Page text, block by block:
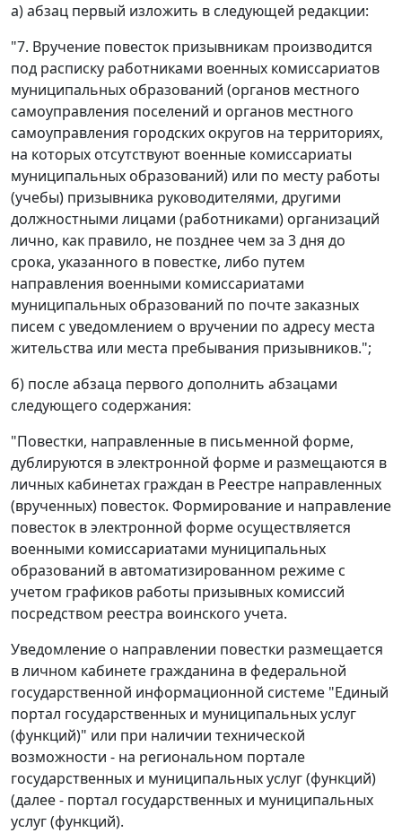
а) абзац первый изложить в следующей редакции:
"7. Вручение повесток призывникам производится
под расписку работниками военных комиссариатов
муниципальных образований (органов местного
самоуправления поселений и органов местного
самоуправления городских округов на территориях,
на которых отсутствуют военные комиссариаты
муниципальных образований) или по месту работы
(учебы) призывника руководителями, другими
должностными лицами (работниками) организаций
лично, как правило, не позднее чем за 3 дня до
срока, указанного в повестке, либо путем
направления военными комиссариатами
муниципальных образований по почте заказных
писем с уведомлением о вручении по адресу места
жительства или места пребывания призывников.";
б) после абзаца первого дополнить абзацами
следующего содержания:
"Повестки, направленные в письменной форме,
дублируются в электронной форме и размещаются в
личных кабинетах граждан в Реестре направленных
(врученных) повесток. Формирование и направление
повесток в электронной форме осуществляется
военными комиссариатами муниципальных
образований в автоматизированном режиме с
учетом графиков работы призывных комиссий
посредством реестра воинского учета.
Уведомление о направлении повестки размещается
в личном кабинете гражданина в федеральной
государственной информационной системе "Единый
портал государственных и муниципальных услуг
(функций)" или при наличии технической
возможности - на региональном портале
государственных и муниципальных услуг (функций)
(далее - портал государственных и муниципальных
услуг (функций).